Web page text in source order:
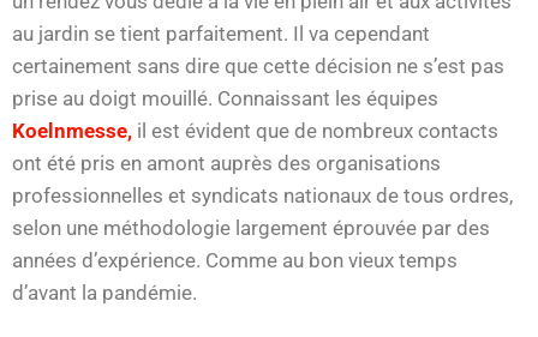
au jardin se tient parfaitement. Il va cependant
certainement sans dire que cette décision ne s’est pas
prise au doigt mouillé. Connaissant les équipes
Koelnmesse, il est évident que de nombreux contacts
ont été pris en amont auprès des organisations
professionnelles et syndicats nationaux de tous ordres,
selon une méthodologie largement éprouvée par des
années d’expérience. Comme au bon vieux temps
d’avant la pandémie.